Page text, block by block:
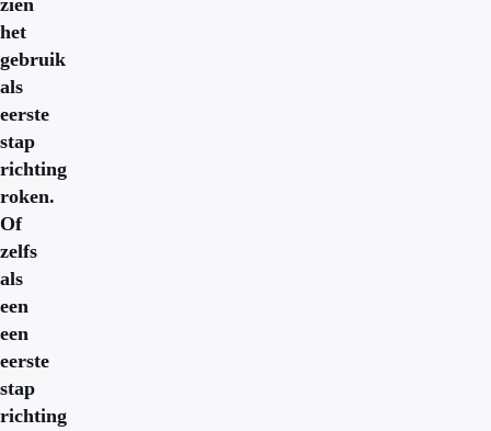
zien
het
gebruik
als
eerste
stap
richting
roken.
Of
zelfs
als
een
een
eerste
stap
richting